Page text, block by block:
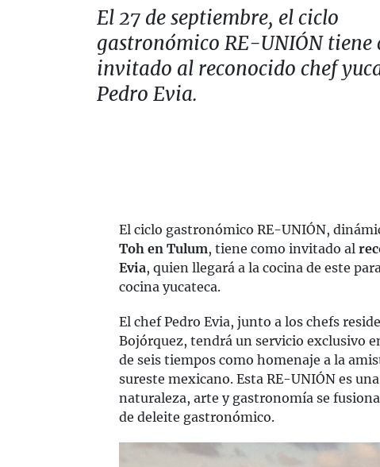
El 27 de septiembre, el ciclo
gastronómico RE-UNIÓN tiene
invitado al reconocido chef
Pedro Evia.
El ciclo gastronómico RE-UNIÓN,
Toh en Tulum, tiene como invitado al
Evia, quien llegará a la cocina de este
cocina yucateca.
El chef Pedro Evia, junto a los chefs
Bojórquez, tendrá un servicio exclusivo
de seis tiempos como homenaje a la
sureste mexicano. Esta RE-UNIÓN es una
naturaleza, arte y gastronomía se
de deleite gastronómico.